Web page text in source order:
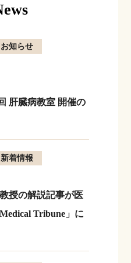
お知らせ
肝臓病教室 開催の
新着情報
授の解説記事が医
Tribune」に